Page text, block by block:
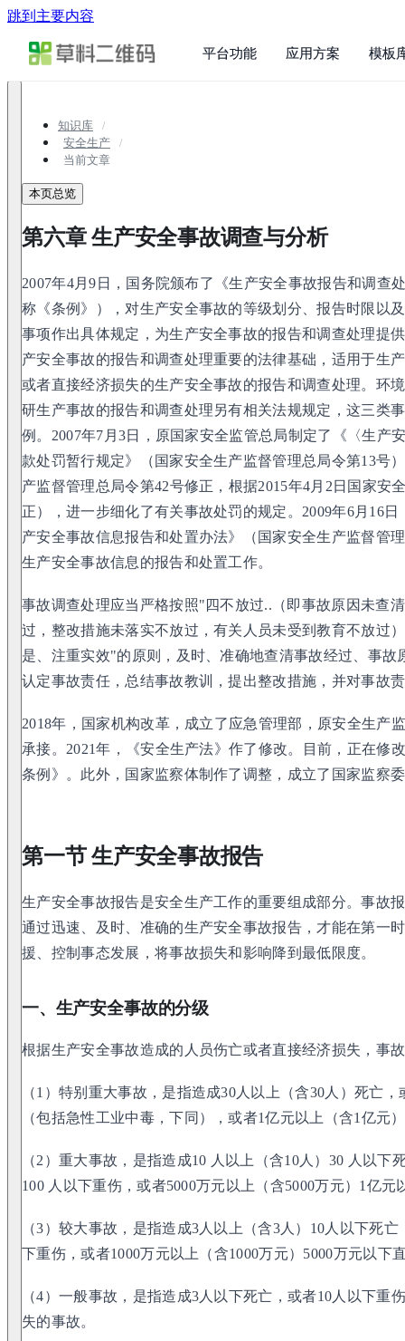
跳到主要内容
平台功能 应用方案 模板
知识库
安全生产
当前文章
本页总览
第六章 生产安全事故调查与分析
2007年4月9日，国务院颁布了《生产安全事故报告和调查
称《条例》），对生产安全事故的等级划分、报告时限以
事项作出具体规定，为生产安全事故的报告和调查处理提
产安全事故的报告和调查处理重要的法律基础，适用于生
或者直接经济损失的生产安全事故的报告和调查处理。环
研生产事故的报告和调查处理另有相关法规规定，这三类
例。2007年7月3日，原国家安全监管总局制定了《〈生产
款处罚暂行规定》（国家安全生产监督管理总局令第13号
产监督管理总局令第42号修正，根据2015年4月2日国家安
正），进一步细化了有关事故处罚的规定。2009年6月16
产安全事故信息报告和处置办法》（国家安全生产监督管
生产安全事故信息的报告和处置工作。
事故调查处理应当严格按照"四不放过..（即事故原因未查
过，整改措施未落实不放过，有关人员未受到教育不放过
是、注重实效"的原则，及时、准确地查清事故经过、事故
认定事故责任，总结事故教训，提出整改措施，并对事故
2018年，国家机构改革，成立了应急管理部，原安全生产
承接。2021年，《安全生产法》作了修改。目前，正在修
条例》。此外，国家监察体制作了调整，成立了国家监察
第一节 生产安全事故报告
生产安全事故报告是安全生产工作的重要组成部分。事故
通过迅速、及时、准确的生产安全事故报告，才能在第一
援、控制事态发展，将事故损失和影响降到最低限度。
一、生产安全事故的分级
根据生产安全事故造成的人员伤亡或者直接经济损失，事
（1）特别重大事故，是指造成30人以上（含30人）死亡
（包括急性工业中毒，下同），或者1亿元以上（含1亿元
（2）重大事故，是指造成10 人以上（含10人）30 人以下
100 人以下重伤，或者5000万元以上（含5000万元）1亿
（3）较大事故，是指造成3人以上（含3人）10人以下死
下重伤，或者1000万元以上（含1000万元）5000万元以下
（4）一般事故，是指造成3人以下死亡，或者10人以下重
失的事故。